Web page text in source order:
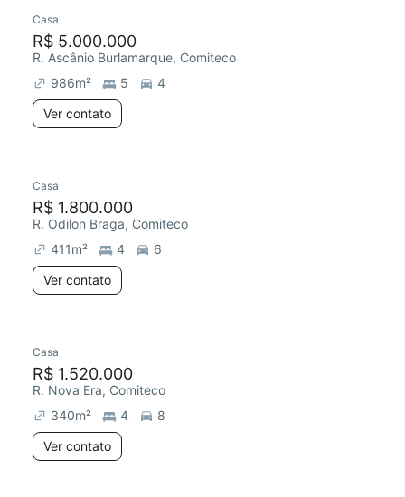
Casa
R$ 5.000.000
R. Ascânio Burlamarque, Comiteco
986m² 5
4
Ver contato
Casa
R$ 1.800.000
R. Odilon Braga, Comiteco
411m² 4
6
Ver contato
Casa
R$ 1.520.000
R. Nova Era, Comiteco
340m² 4
8
Ver contato